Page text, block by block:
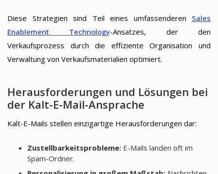
Diese Strategien sind Teil eines umfassenderen Sales
Enablement Technology-Ansatzes, der den
Verkaufsprozess durch die effiziente Organisation und
Verwaltung von Verkaufsmaterialien optimiert.
Herausforderungen und Lösungen bei
der Kalt-E-Mail-Ansprache
Kalt-E-Mails stellen einzigartige Herausforderungen dar:
Zustellbarkeitsprobleme:E-Mails landen oft im
Spam-Ordner.